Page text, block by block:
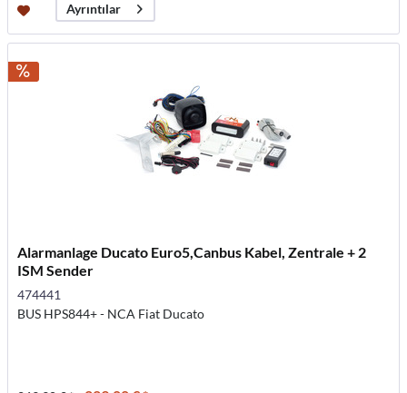
Ayrıntılar
Alarmanlage Ducato Euro5,Canbus Kabel, Zentrale + 2
ISM Sender
474441
BUS HPS844+ - NCA Fiat Ducato